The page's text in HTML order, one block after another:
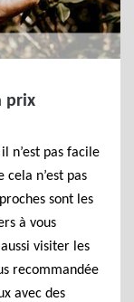
prix
n’est pas facile
n’est pas
sont les
à vous
visiter les
recommandée
avec des